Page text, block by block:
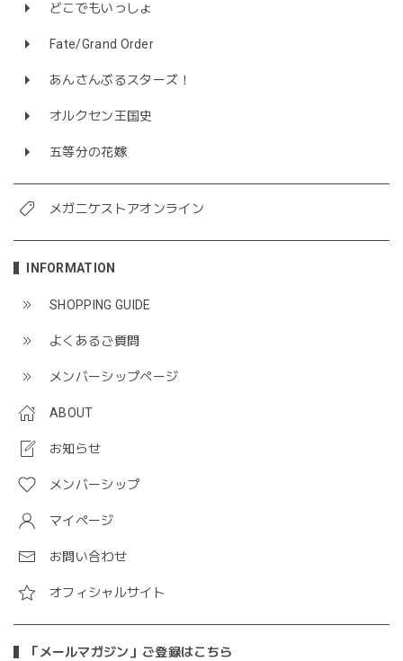
どこでもいっしょ
Fate/Grand Order
あんさんぶるスターズ！
オルクセン王国史
五等分の花嫁
メガニケストアオンライン
INFORMATION
SHOPPING GUIDE
よくあるご質問
メンバーシップページ
ABOUT
お知らせ
メンバーシップ
マイページ
お問い合わせ
オフィシャルサイト
「メールマガジン」ご登録はこちら